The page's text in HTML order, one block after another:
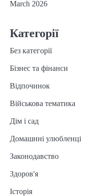
March 2026
Категорії
Без категорії
Бізнес та фінанси
Відпочинок
Військова тематика
Дім і сад
Домашнні улюбленці
Законодавство
Здоров'я
Історія